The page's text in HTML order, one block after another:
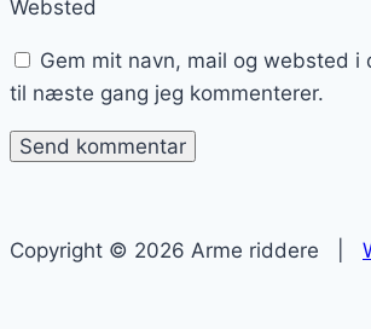
Websted
Gem mit navn, mail og websted i
til næste gang jeg kommenterer.
Copyright © 2026 Arme riddere |